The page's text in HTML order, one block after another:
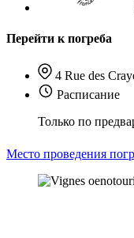
Перейти к погреба
4 Rue des
Расписание
Только по
Место проведения